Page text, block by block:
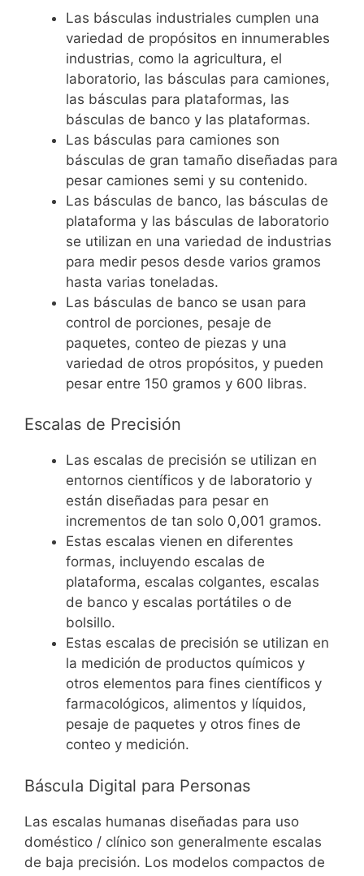
Las básculas industriales cumplen una
variedad de propósitos en innumerables
industrias, como la agricultura, el
laboratorio, las básculas para camiones,
las básculas para plataformas, las
básculas de banco y las plataformas.
Las básculas para camiones son
básculas de gran tamaño diseñadas para
pesar camiones semi y su contenido.
Las básculas de banco, las básculas de
plataforma y las básculas de laboratorio
se utilizan en una variedad de industrias
para medir pesos desde varios gramos
hasta varias toneladas.
Las básculas de banco se usan para
control de porciones, pesaje de
paquetes, conteo de piezas y una
variedad de otros propósitos, y pueden
pesar entre 150 gramos y 600 libras.
Escalas de Precisión
Las escalas de precisión se utilizan en
entornos científicos y de laboratorio y
están diseñadas para pesar en
incrementos de tan solo 0,001 gramos.
Estas escalas vienen en diferentes
formas, incluyendo escalas de
plataforma, escalas colgantes, escalas
de banco y escalas portátiles o de
bolsillo.
Estas escalas de precisión se utilizan en
la medición de productos químicos y
otros elementos para fines científicos y
farmacológicos, alimentos y líquidos,
pesaje de paquetes y otros fines de
conteo y medición.
Báscula Digital para Personas
Las escalas humanas diseñadas para uso
doméstico / clínico son generalmente escalas
de baja precisión. Los modelos compactos de